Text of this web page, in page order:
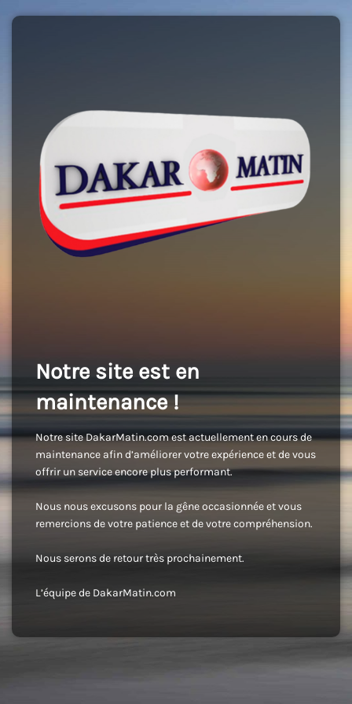
Notre site est en
maintenance !
Notre site DakarMatin.com est actuellement en cours de
maintenance afin d’améliorer votre expérience et de vous
offrir un service encore plus performant.
Nous nous excusons pour la gêne occasionnée et vous
remercions de votre patience et de votre compréhension.
Nous serons de retour très prochainement.
L’équipe de DakarMatin.com